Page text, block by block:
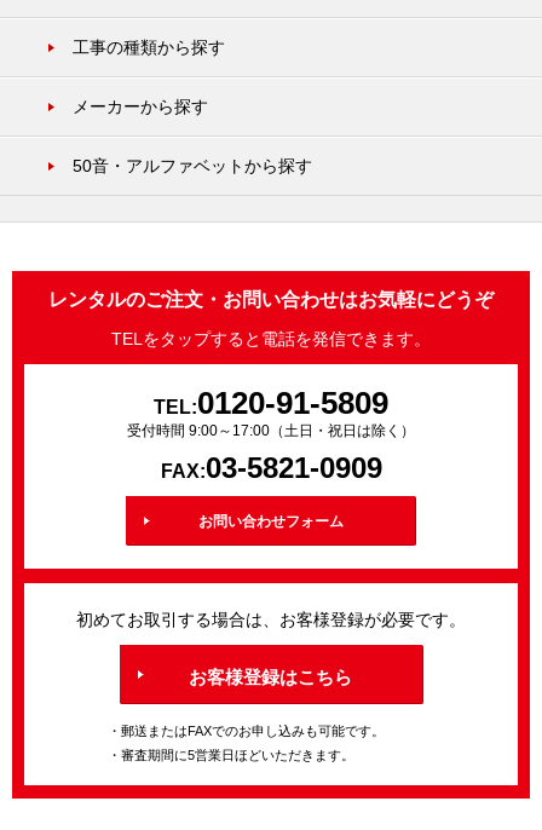
工事の種類から探す
メーカーから探す
50音・アルファベットから探す
レンタルのご注文・お問い合わせはお気軽にどうぞ
TELをタップすると電話を発信できます。
TEL:0120-91-5809
受付時間 9:00～17:00（土日・祝日は除く）
FAX:03-5821-0909
お問い合わせフォーム
初めてお取引する場合は、お客様登録が必要です。
お客様登録はこちら
・郵送またはFAXでのお申し込みも可能です。
・審査期間に5営業日ほどいただきます。